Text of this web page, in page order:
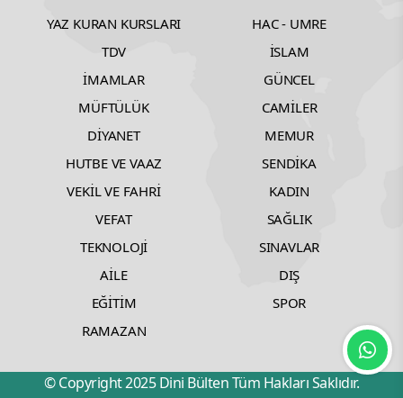
YAZ KURAN KURSLARI
HAC - UMRE
TDV
İSLAM
İMAMLAR
GÜNCEL
MÜFTÜLÜK
CAMİLER
DİYANET
MEMUR
HUTBE VE VAAZ
SENDİKA
VEKİL VE FAHRİ
KADIN
VEFAT
SAĞLIK
TEKNOLOJİ
SINAVLAR
AİLE
DIŞ
EĞİTİM
SPOR
RAMAZAN
© Copyright 2025 Dini Bülten Tüm Hakları Saklıdır.